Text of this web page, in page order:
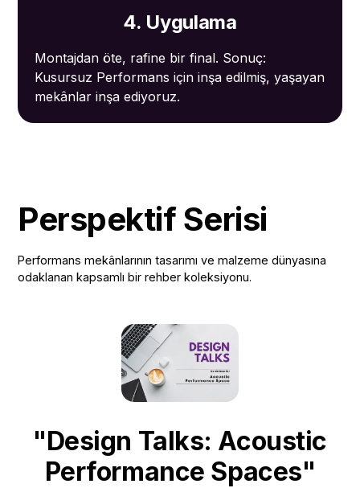
4. Uygulama
Montajdan öte, rafine bir final. Sonuç:
Kusursuz Performans için inşa edilmiş, yaşayan
mekânlar inşa ediyoruz.
Perspektif Serisi
Performans mekânlarının tasarımı ve malzeme dünyasına
odaklanan kapsamlı bir rehber koleksiyonu.
"Design Talks: Acoustic
Performance Spaces"